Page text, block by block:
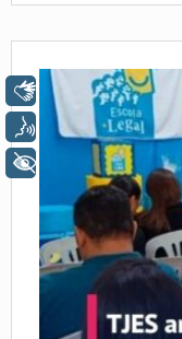
Libras
Voz
+ Acessibilidade